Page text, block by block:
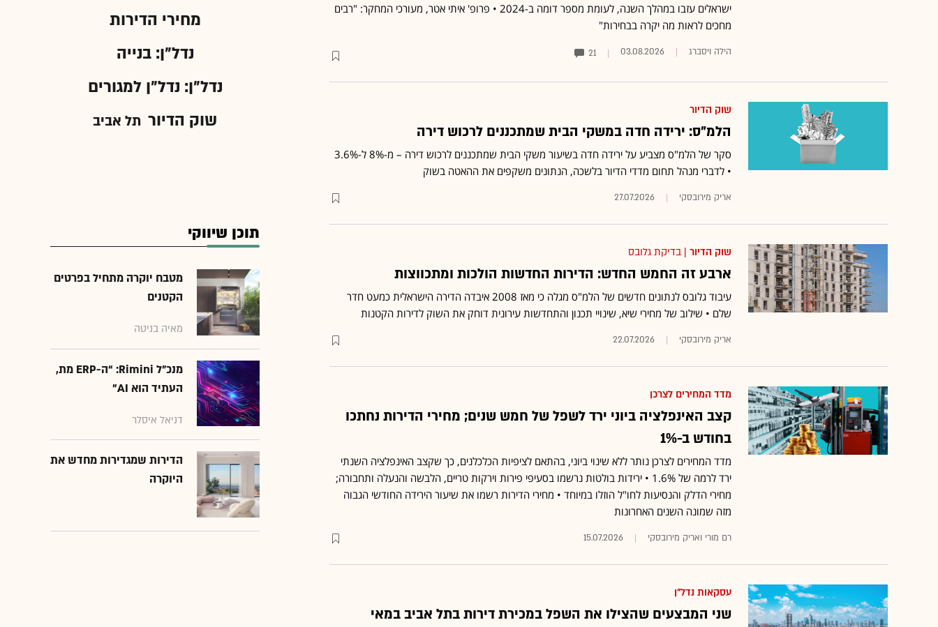
ישראלים עזבו במהלך השנה, לעומת מספר דומה ב-2024 • פרופ' איתי אטר, מעורכי המחקר: "רבים
מחכים לראות מה יקרה בבחירות"
הילה ויסברג 03.08.2026
21
שוק הדיור
הלמ"ס: ירידה חדה במשקי הבית שמתכננים לרכוש דירה
סקר של הלמ"ס מצביע על ירידה חדה בשיעור משקי הבית שמתכננים לרכוש דירה – מ-8% ל-3.6%
• לדברי מנהל תחום מדדי הדיור בלשכה, הנתונים משקפים את ההאטה בשוק
אריק מירובסקי 27.07.2026
שוק הדיור | בדיקת גלובס
ארבע זה החמש החדש: הדירות החדשות הולכות ומתכווצות
עיבוד גלובס לנתונים חדשים של הלמ"ס מגלה כי מאז 2008 איבדה הדירה הישראלית כמעט חדר
שלם • שילוב של מחירי שיא, שינויי תכנון והתחדשות עירונית דוחק את השוק לדירות הקטנות
אריק מירובסקי 22.07.2026
מדד המחירים לצרכן
קצב האינפלציה ביוני ירד לשפל של חמש שנים; מחירי הדירות נחתכו
בחודש ב-1%
מדד המחירים לצרכן נותר ללא שינוי ביוני, בהתאם לציפיות הכלכלנים, כך שקצב האינפלציה השנתי
ירד לרמה של 1.6% • ירידות בולטות נרשמו בסעיפי פירות וירקות טריים, הלבשה והנעלה ותחבורה;
מחירי הדלק והנסיעות לחו"ל הוזלו במיוחד • מחירי הדירות רשמו את שיעור הירידה החודשי הגבוה
מזה שמונה השנים האחרונות
רם מורי ואריק מירובסקי 15.07.2026
עסקאות נדל"ן
שני המבצעים שהצילו את השפל במכירת דירות בתל אביב במאי
מחירי הדירות
נדל"ן: בנייה
נדל"ן: נדל"ן למגורים
שוק הדיור תל אביב
תוכן שיווקי
מטבח יוקרה מתחיל בפרטים
הקטנים
מאיה בניטה
מנכ״ל Rimini: “ה-ERP מת,
העתיד הוא AI"
דניאל איסלר
הדירות שמגדירות מחדש את
היוקרה